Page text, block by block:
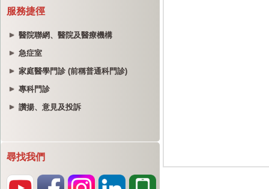
服務捷徑
醫院聯網、醫院及醫療機構
急症室
家庭醫學門診 (前稱普通科門診)
專科門診
讚揚、意見及投訴
尋找我們